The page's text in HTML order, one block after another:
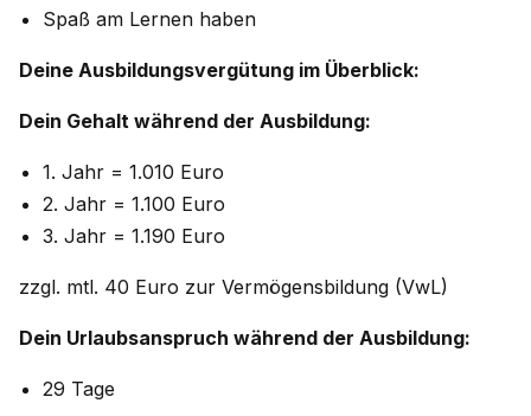
Spaß am Lernen haben
Deine Ausbildungsvergütung im Überblick:
Dein Gehalt während der Ausbildung:
1. Jahr = 1.010 Euro
2. Jahr = 1.100 Euro
3. Jahr = 1.190 Euro
zzgl. mtl. 40 Euro zur Vermögensbildung (VwL)
Dein Urlaubsanspruch während der Ausbildung:
29 Tage